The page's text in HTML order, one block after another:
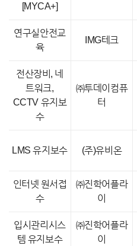
[MYCA+]
연구실안전교
육
IMG테크
전산장비, 네
트워크,
CCTV 유지보
수
㈜투데이컴퓨
터
LMS 유지보수 (주)유비온
인터넷 원서접
수
㈜진학어플라
이
입시관리시스
템 유지보수
㈜진학어플라
이